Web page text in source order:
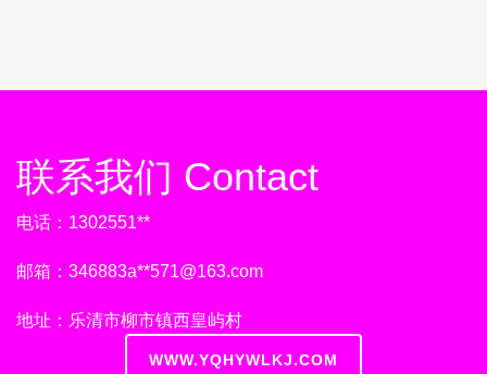
联系我们 Contact
电话：1302551**
邮箱：346883a**571@163.com
地址：乐清市柳市镇西皇屿村
WWW.YQHYWLKJ.COM